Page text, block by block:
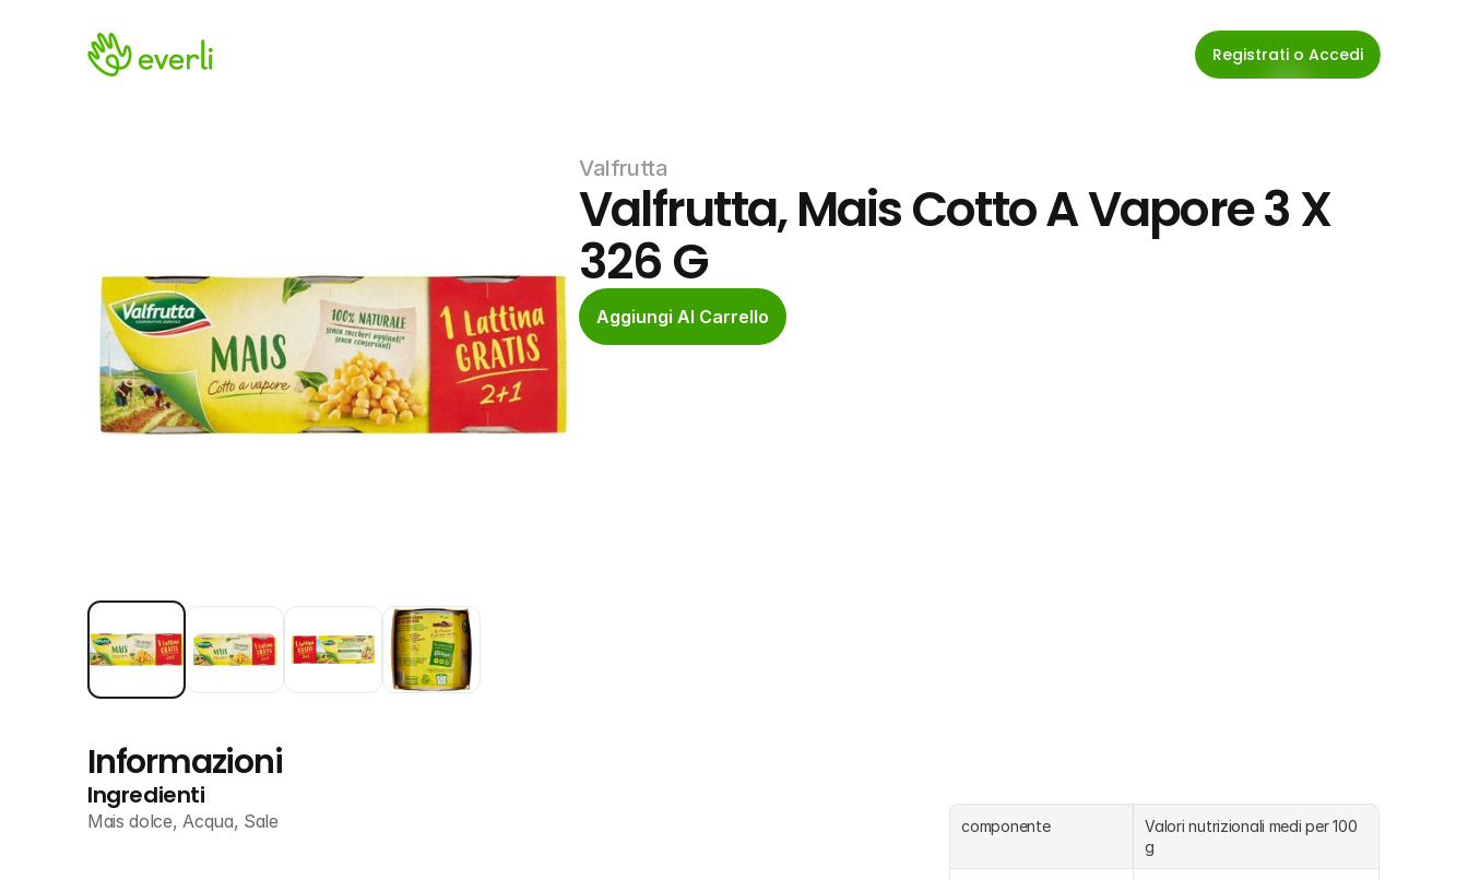
Registrati o Accedi
Valfrutta
Valfrutta, Mais Cotto A Vapore 3 X
326 G
Aggiungi Al Carrello
Informazioni
Ingredienti
Mais dolce, Acqua, Sale componente
Valori nutrizionali medi per 100
g